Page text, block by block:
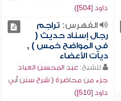
داود [504])
الفهرس: تراجم
رجال إسناد حديث (
في المواضح خمس ) ,
ديات الأعضاء
للشيخ: عبد المحسن العباد
جزء من محاضرة ( شرح سنن أبي
داود [510])